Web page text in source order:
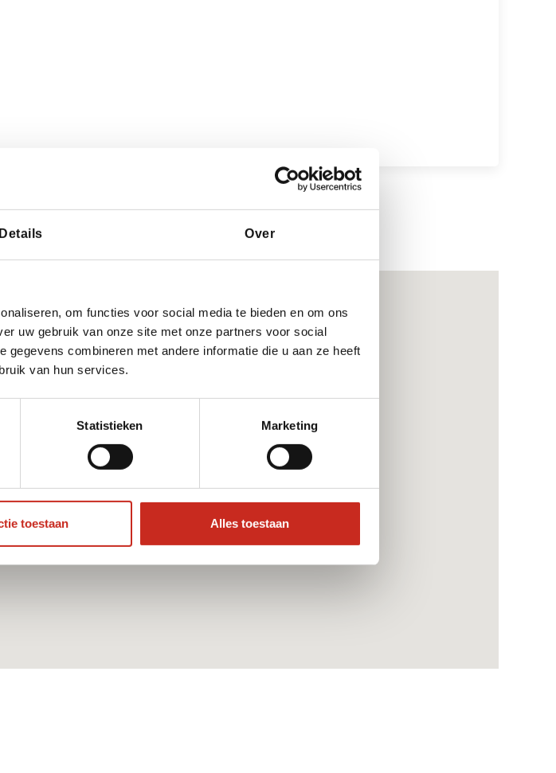
Details Over
om functies voor social media te bieden en om ons
uw gebruik van onze site met onze partners voor social
combineren met andere informatie die u aan ze heeft
van hun services.
Statistieken Marketing
toestaan Alles toestaan